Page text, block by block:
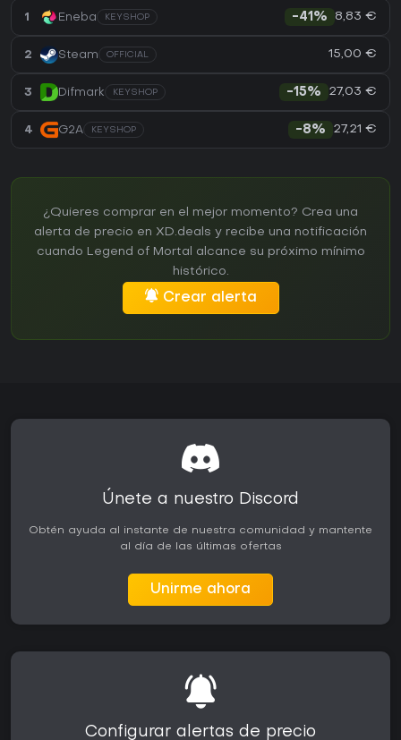
1 Eneba KEYSHOP -41% 8,83 €
2 Steam OFFICIAL 15,00 €
3 Difmark KEYSHOP -15% 27,03 €
4 G2A KEYSHOP -8% 27,21 €
¿Quieres comprar en el mejor momento? Crea una
alerta de precio en XD.deals y recibe una notificación
cuando Legend of Mortal alcance su próximo mínimo
histórico.
Crear alerta
Únete a nuestro Discord
Obtén ayuda al instante de nuestra comunidad y mantente
al día de las últimas ofertas
Unirme ahora
Configurar alertas de precio